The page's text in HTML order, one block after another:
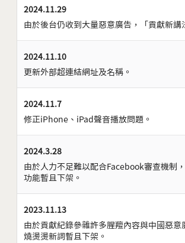
2024.11.29
由於後台仍收到大量惡意廣告，「貢獻新講
2024.11.10
更新外部超連結網址及名稱。
2024.11.7
修正iPhone、iPad聲音播放問題。
2024.3.28
由於人力不足難以配合Facebook審查機制
功能暫且下架。
2023.11.13
由於貢獻紀錄參雜許多腥羶內容與中國惡意
燒燙燙新詞暫且下架。